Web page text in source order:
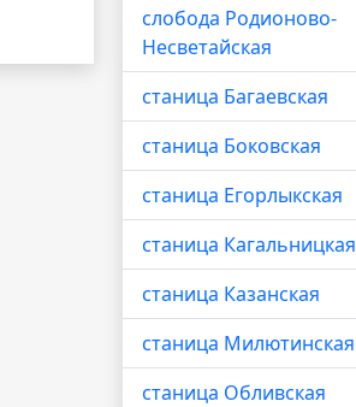
слобода Родионово-
Несветайская
станица Багаевская
станица Боковская
станица Егорлыкская
станица Кагальницкая
станица Казанская
станица Милютинская
станица Обливская